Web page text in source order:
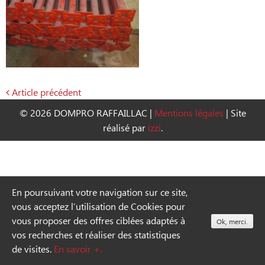
Navigation
Article précédent
© 2026 DOMPRO RAFFAILLAC | Mentions légales | Site
réalisé par izzi.
En poursuivant votre navigation sur ce site,
vous acceptez l’utilisation de Cookies pour
vous proposer des offres ciblées adaptés à
vos recherches et réaliser des statistiques
de visites. En savoir +.
Ok, merci.